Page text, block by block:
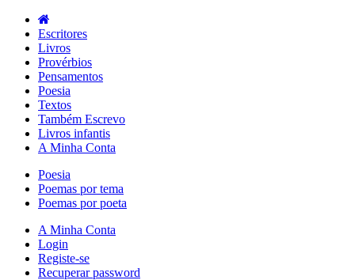
Escritores
Livros
Provérbios
Pensamentos
Poesia
Textos
Também Escrevo
Livros infantis
A Minha Conta
Poesia
Poemas por tema
Poemas por poeta
A Minha Conta
Login
Registe-se
Recuperar password